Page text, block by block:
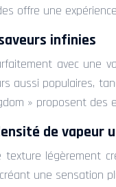
offre une
infinies
avec une
aussi populaires,
» proposent
de vapeur
légèrement
une sensation